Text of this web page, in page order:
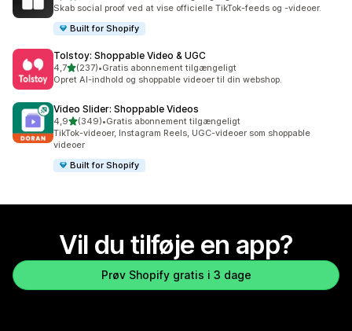
Skab social proof ved at vise officielle TikTok-feeds og -videoer.
Built for Shopify
Tolstoy: Shoppable Video & UGC
4,7ud af 5 stjerner
(237)
237 anmeldelser i alt
•Gratis abonnement tilgængeligt
Opret AI-indhold og shoppable videoer til din webshop.
Video Slider: Shoppable Videos
4,9ud af 5 stjerner
(349)
349 anmeldelser i alt
•Gratis abonnement tilgængeligt
TikTok-videoer, Instagram Reels, UGC-videoer som shoppable
videoer
Built for Shopify
Vil du tilføje en app?
Prøv Shopify gratis i 3 dage